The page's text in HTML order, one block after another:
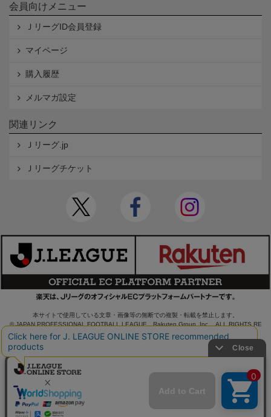
会員向けメニュー
ＪリーグID会員登録
マイページ
購入履歴
メルマガ設定
関連リンク
Ｊリーグ.jp
Ｊリーグチケット
本サイトで使用している文章・画像等の無断での複製・転載を禁止します。
© JAPAN PROFESSIONAL FOOTBALL LEAGUE Rakuten Group, Inc. ALL RIGHTS RE
SERVED.